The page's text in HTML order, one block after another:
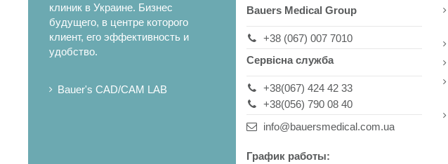
клиник в Украине. Бизнес
будущего, в центре которого
клиент, его эффективность и
удобство.
Bauer's CAD/CAM LAB
Bauers Medical Group
+38 (067) 007 7010
Сервісна служба
+38(067) 424 42 33
+38(056) 790 08 40
info@bauersmedical.com.ua
График работы: